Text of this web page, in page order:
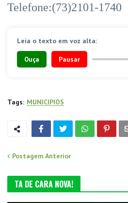
Telefone:(73)2101-1740
Leia o texto em voz alta:
Ouça Pausar
Tags: MUNICIPIOS
Postagem Anterior
TA DE CARA NOVA!